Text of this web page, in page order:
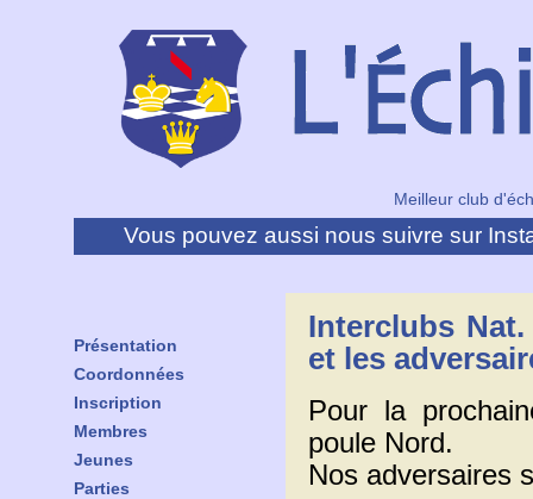
Meilleur club
Vous pouvez aussi nous suivre sur
Présentation
Coordonnées
Inscription
Membres
Jeunes
Parties
Interclubs
et les
Pour la
poule Nord.
Nos adversaires